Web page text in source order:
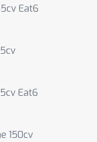
Eat6
Eat6
150cv